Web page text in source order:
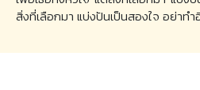
สิ่งที่เลือกมา แบ่งปันเป็นสองใจ อย่าทำ